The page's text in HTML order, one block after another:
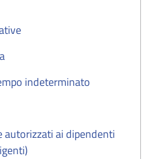
indeterminato
autorizzati ai dipendenti